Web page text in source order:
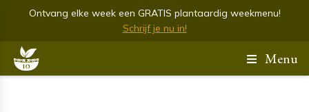
Ontvang elke week een GRATIS plantaardig weekmenu!
Schrijf je nu in!
Menu